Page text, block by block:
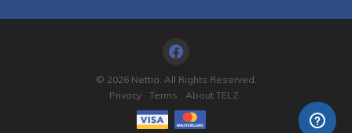
© 2026 Nettia. All Rights Reserved.
Privacy
Terms About TELZ